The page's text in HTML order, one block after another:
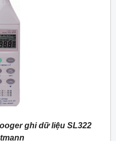
ghi dữ liệu SL322